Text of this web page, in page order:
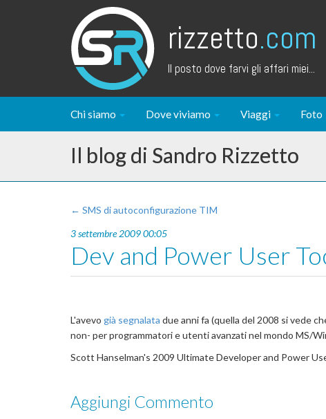
rizzetto.com
Il posto dove farvi gli affari miei...
Chi siamo Dove viviamo Viaggi Foto
Il blog di Sandro Rizzetto
← SMS di autoconfigurazione TIM
3 settembre 2009 00:05
Dev and Power User
L'avevo già segnalata due anni fa (quella del 2008 si vede
non- per programmatori e utenti avanzati nel mondo MS/
Scott Hanselman's 2009 Ultimate Developer and Power
Aggiungi Commento